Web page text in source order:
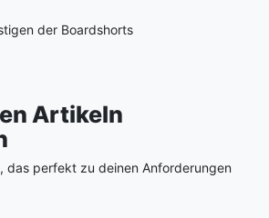
der Boardshorts
Artikeln
das perfekt zu deinen Anforderungen